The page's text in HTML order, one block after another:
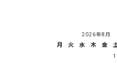
2026年8月
月 火 水 木 金
1